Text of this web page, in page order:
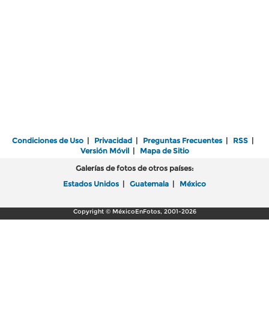
Condiciones de Uso | Privacidad | Preguntas Frecuentes | RSS |
Versión Móvil| Mapa de Sitio
Galerías de fotos de otros países:
Estados Unidos | Guatemala | México
Copyright © MéxicoEnFotos, 2001-2026